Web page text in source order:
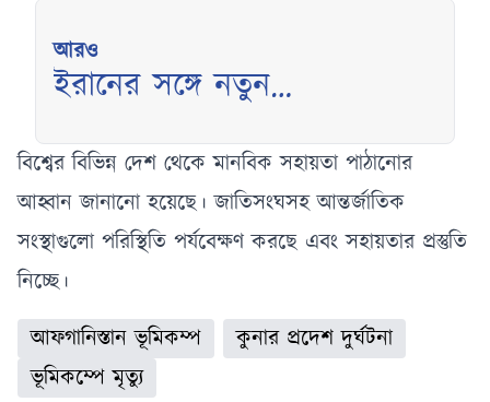
আরও
ইরানের সঙ্গে নতুন
যুক্তরাষ্ট্র, জানালেন ট্রাম্প
বিশ্বের বিভিন্ন দেশ থেকে মানবিক সহায়তা পাঠানোর
আহ্বান জানানো হয়েছে। জাতিসংঘসহ আন্তর্জাতিক
সংস্থাগুলো পরিস্থিতি পর্যবেক্ষণ করছে এবং সহায়তার প্রস্তুতি
নিচ্ছে।
আফগানিস্তান ভূমিকম্প
কুনার প্রদেশ দুর্ঘটনা
ভূমিকম্পে মৃত্যু